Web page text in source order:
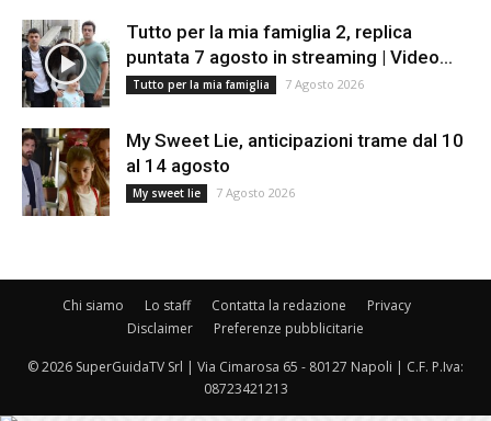
Tutto per la mia famiglia 2, replica
puntata 7 agosto in streaming | Video...
Tutto per la mia famiglia 7 Agosto 2026
My Sweet Lie, anticipazioni trame dal 10
al 14 agosto
My sweet lie 7 Agosto 2026
Chi siamo Lo staff Contatta la redazione
Privacy
Disclaimer
Preferenze pubblicitarie
© 2026 SuperGuidaTV Srl | Via Cimarosa 65 - 80127 Napoli | C.F. P.Iva:
08723421213